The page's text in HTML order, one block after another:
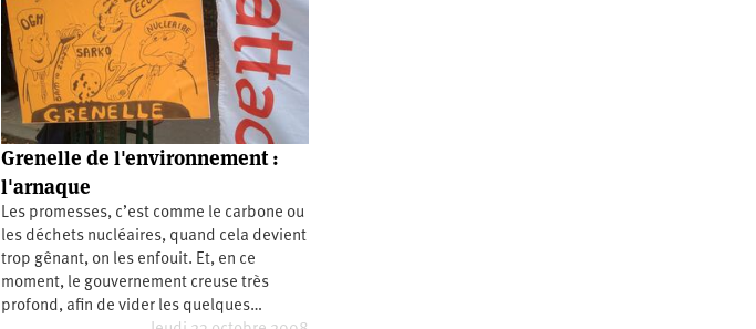
Grenelle de l'environnement :
l'arnaque
Les promesses, c’est comme le carbone ou
les déchets nucléaires, quand cela devient
trop gênant, on les enfouit. Et, en ce
moment, le gouvernement creuse très
profond, afin de vider les quelques…